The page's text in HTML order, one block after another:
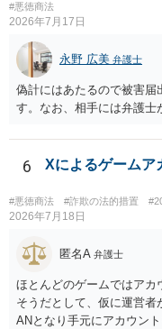
#悪徳商法
2026年7月17日
永野 広美 弁護士
偽計にはあたるので被害届
す。なお、相手には弁護士
6 Xによるゲームア
#悪徳商法 #詐欺の法的措置
2026年7月18日
匿名A 弁護士
ほとんどのゲームではアカ
そうだとして、仮に運営
ANとなり手元にアカウン